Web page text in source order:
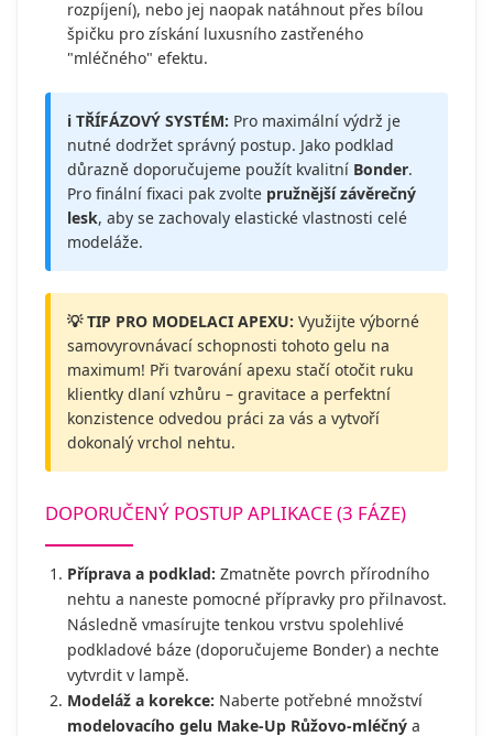
rozpíjení), nebo jej naopak natáhnout přes bílou
špičku pro získání luxusního zastřeného
"mléčného" efektu.
ℹ️ TŘÍFÁZOVÝ SYSTÉM: Pro maximální výdrž je
nutné dodržet správný postup. Jako podklad
důrazně doporučujeme použít kvalitní Bonder.
Pro finální fixaci pak zvolte pružnější závěrečný
lesk, aby se zachovaly elastické vlastnosti celé
modeláže.
💡 TIP PRO MODELACI APEXU: Využijte výborné
samovyrovnávací schopnosti tohoto gelu na
maximum! Při tvarování apexu stačí otočit ruku
klientky dlaní vzhůru – gravitace a perfektní
konzistence odvedou práci za vás a vytvoří
dokonalý vrchol nehtu.
DOPORUČENÝ POSTUP APLIKACE (3 FÁZE)
Příprava a podklad: Zmatněte povrch přírodního
nehtu a naneste pomocné přípravky pro přilnavost.
Následně vmasírujte tenkou vrstvu spolehlivé
podkladové báze (doporučujeme Bonder) a nechte
vytvrdit v lampě.
Modeláž a korekce: Naberte potřebné množství
modelovacího gelu Make-Up Růžovo-mléčný a